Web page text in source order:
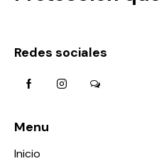
Redes sociales
Menu
Inicio